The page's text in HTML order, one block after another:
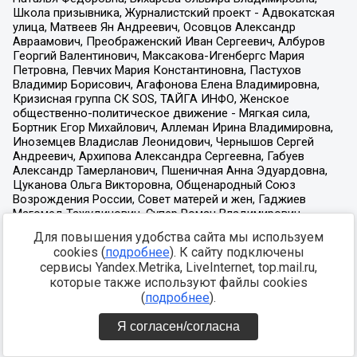
Для повышения удобства сайта мы используем
cookies (подробнее). К сайту подключены
сервисы Yandex.Metrika, LiveInternet, top.mail.ru,
которые также используют файлы cookies
(подробнее).
Я согласен/согласна